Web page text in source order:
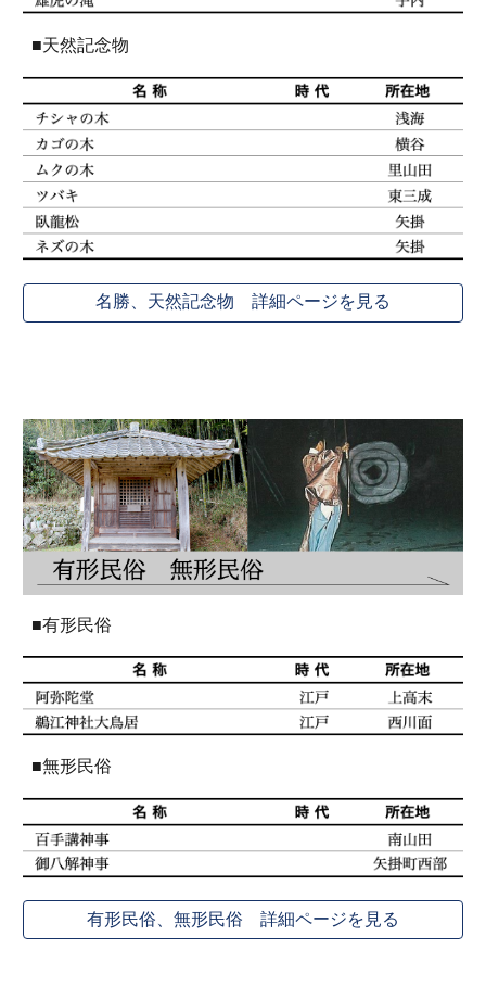
■天然記念物
名勝、天然記念物 詳細ページを見る
■有形民俗
■無形民俗
有形民俗、無形民俗 詳細ページを見る